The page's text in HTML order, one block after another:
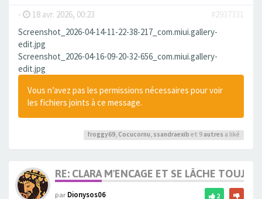
- 18 avr. 2026, 00:23
#2937331
Screenshot_2026-04-14-11-22-38-217_com.miui.gallery-
edit.jpg
Screenshot_2026-04-16-09-20-32-656_com.miui.gallery-
edit.jpg
Vous n’avez pas les permissions nécessaires pour voir
les fichiers joints à ce message.
froggy69, Cocucornu, ssandraexib et 9 autres a liké
RE: CLARA M'ENCAGE ET SE LÂCHE
parDionysos06 2